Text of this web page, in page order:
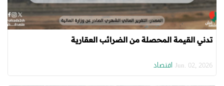
تدني القيمة المحصلة من الضرائب العقارية
Jun. 02, 2026 اقتصاد